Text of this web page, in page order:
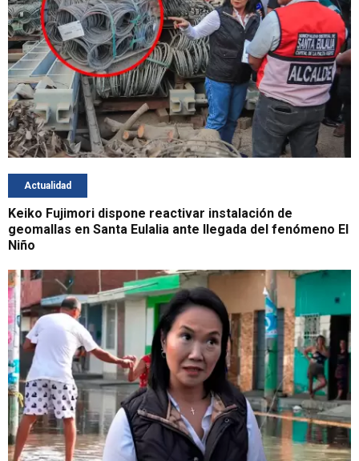
Actualidad
Keiko Fujimori dispone reactivar instalación de
geomallas en Santa Eulalia ante llegada del fenómeno El
Niño